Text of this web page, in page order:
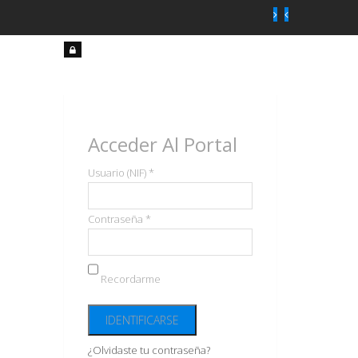
Acceder Al Portal
Usuario (NIF) *
Contraseña *
Recordarme
¿Olvidaste tu contraseña?